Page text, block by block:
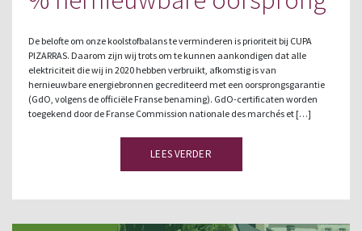
De belofte om onze koolstofbalans te verminderen is prioriteit bij CUPA
PIZARRAS. Daarom zijn wij trots om te kunnen aankondigen dat alle
elektriciteit die wij in 2020 hebben verbruikt, afkomstig is van
hernieuwbare energiebronnen gecrediteerd met een oorsprongsgarantie
(GdO, volgens de officiële Franse benaming). GdO-certificaten worden
toegekend door de Franse Commission nationale des marchés et […]
LEES VERDER